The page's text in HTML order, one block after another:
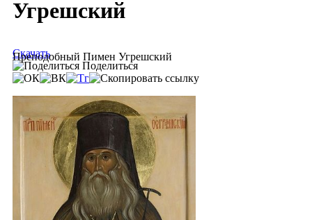
Угрешский
Преподобный Пимен Угрешский
Скачать
Поделиться